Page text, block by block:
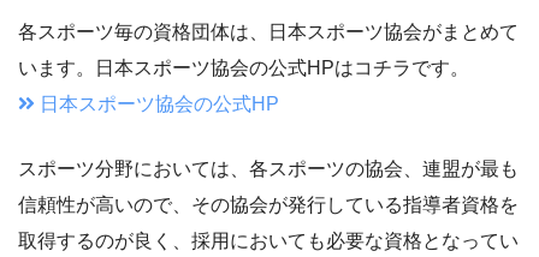
各スポーツ毎の資格団体は、日本スポーツ協会がまとめて
います。日本スポーツ協会の公式HPはコチラです。
日本スポーツ協会の公式HP
スポーツ分野においては、各スポーツの協会、連盟が最も
信頼性が高いので、その協会が発行している指導者資格を
取得するのが良く、採用においても必要な資格となってい